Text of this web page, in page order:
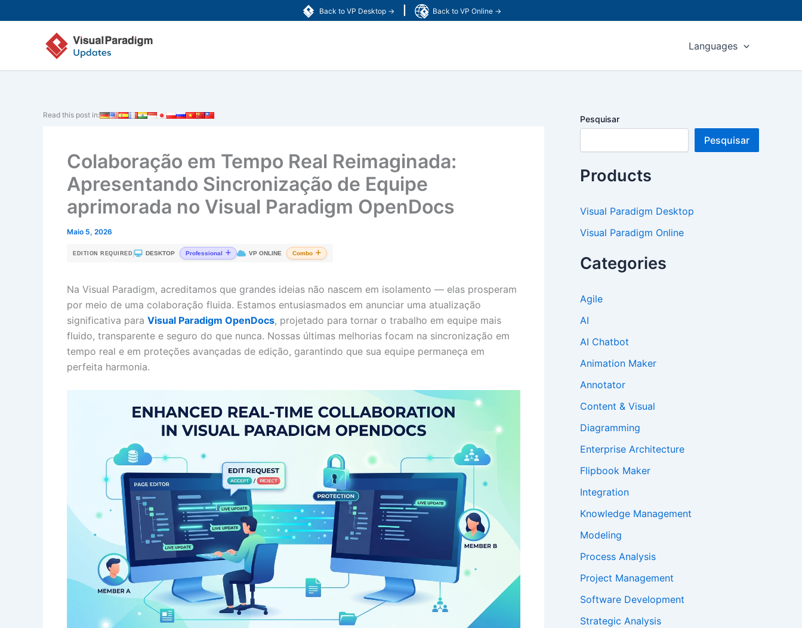
Back to VP Desktop → Back to VP Online →
to
Languages
Read this post in:
Colaboração em Tempo Real Reimaginada:
Apresentando Sincronização de Equipe
aprimorada no Visual Paradigm OpenDocs
Maio 5, 2026
EDITION REQUIRED DESKTOP Professional VP ONLINE Combo
Na Visual Paradigm, acreditamos que grandes ideias não nascem em isolamento — elas prosperam
por meio de uma colaboração fluida. Estamos entusiasmados em anunciar uma atualização
significativa para Visual Paradigm OpenDocs, projetado para tornar o trabalho em equipe mais
fluido, transparente e seguro do que nunca. Nossas últimas melhorias focam na sincronização em
tempo real e em proteções avançadas de edição, garantindo que sua equipe permaneça em
perfeita harmonia.
Pesquisar
Pesquisar
Products
Visual Paradigm Desktop
Visual Paradigm Online
Categories
Agile
AI
AI Chatbot
Animation Maker
Annotator
Content & Visual
Diagramming
Enterprise Architecture
Flipbook Maker
Integration
Knowledge Management
Modeling
Process Analysis
Project Management
Software Development
Strategic Analysis